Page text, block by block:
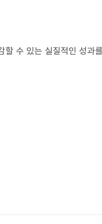
할 수 있는 실질적인 성과